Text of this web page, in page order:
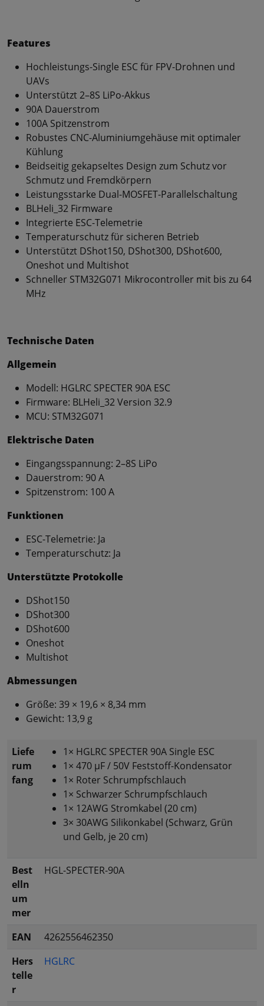
Features
Hochleistungs-Single ESC für FPV-Drohnen und
UAVs
Unterstützt 2–8S LiPo-Akkus
90A Dauerstrom
100A Spitzenstrom
Robustes CNC-Aluminiumgehäuse mit optimaler
Kühlung
Beidseitig gekapseltes Design zum Schutz vor
Schmutz und Fremdkörpern
Leistungsstarke Dual-MOSFET-Parallelschaltung
BLHeli_32 Firmware
Integrierte ESC-Telemetrie
Temperaturschutz für sicheren Betrieb
Unterstützt DShot150, DShot300, DShot600,
Oneshot und Multishot
Schneller STM32G071 Mikrocontroller mit bis zu 64
MHz
Technische Daten
Allgemein
Modell: HGLRC SPECTER 90A ESC
Firmware: BLHeli_32 Version 32.9
MCU: STM32G071
Elektrische Daten
Eingangsspannung: 2–8S LiPo
Dauerstrom: 90 A
Spitzenstrom: 100 A
Funktionen
ESC-Telemetrie: Ja
Temperaturschutz: Ja
Unterstützte Protokolle
DShot150
DShot300
DShot600
Oneshot
Multishot
Abmessungen
Größe: 39 × 19,6 × 8,34 mm
Gewicht: 13,9 g
Liefe
rum
fang
1× HGLRC SPECTER 90A Single ESC
1× 470 µF / 50V Feststoff-Kondensator
1× Roter Schrumpfschlauch
1× Schwarzer Schrumpfschlauch
1× 12AWG Stromkabel (20 cm)
3× 30AWG Silikonkabel (Schwarz, Grün
und Gelb, je 20 cm)
Best
elln
um
mer
HGL-SPECTER-90A
EAN
4262556462350
Hers
telle
r
HGLRC